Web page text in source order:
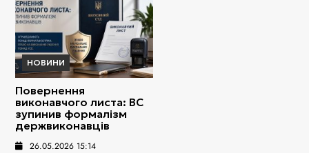
НОВИНИ
Повернення
виконавчого листа: ВС
зупинив формалізм
держвиконавців
26.05.2026 15:14